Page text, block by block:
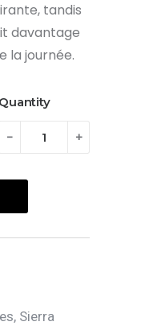
tandis
davantage
la journée.
Quantity
-
quantité
+
, Sierra